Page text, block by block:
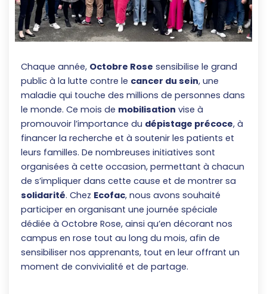
Chaque année, Octobre Rose sensibilise le grand
public à la lutte contre le cancer du sein, une
maladie qui touche des millions de personnes dans
le monde. Ce mois de mobilisation vise à
promouvoir l’importance du dépistage précoce, à
financer la recherche et à soutenir les patients et
leurs familles. De nombreuses initiatives sont
organisées à cette occasion, permettant à chacun
de s’impliquer dans cette cause et de montrer sa
solidarité. Chez Ecofac, nous avons souhaité
participer en organisant une journée spéciale
dédiée à Octobre Rose, ainsi qu’en décorant nos
campus en rose tout au long du mois, afin de
sensibiliser nos apprenants, tout en leur offrant un
moment de convivialité et de partage.